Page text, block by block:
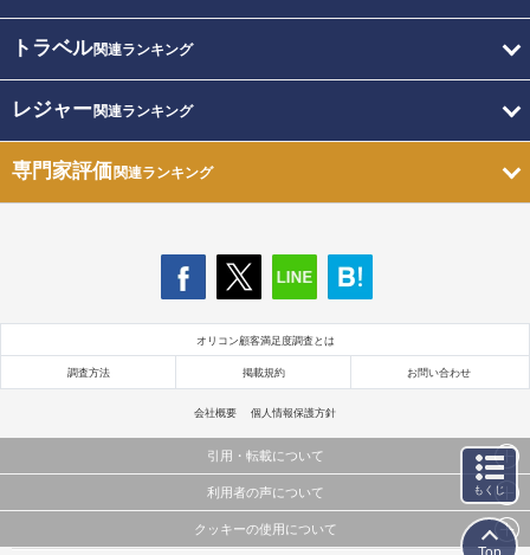
トラベル関連ランキング
レジャー関連ランキング
専門家評価関連ランキング
オリコン顧客満足度調査とは
調査方法 掲載規約 お問い合わせ
会社概要 個人情報保護方針
引用・転載について
当サイトで公開されている情報（文字、写真、イラスト、画像データ等）及びこれらの配置・
これらの情報を権利者の許可なく無断転載・複製などの二次利用を行うことは固く禁じており
利用者の声について
当サイトに掲載している内容はすべてサービスの利用者が提出された見解・感想です。
クッキーの使用について
もくじ